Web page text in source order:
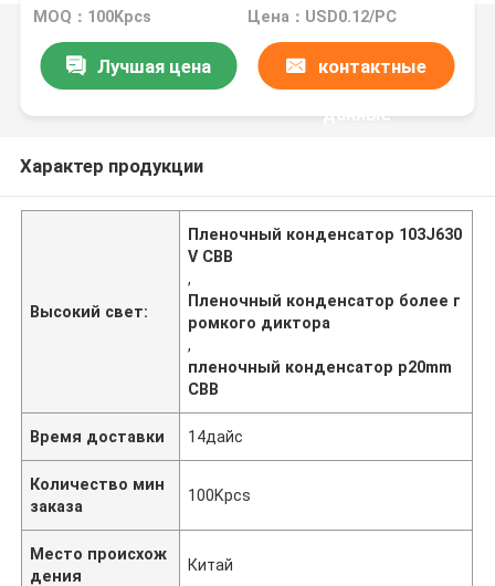
MOQ：100Kpcs Цена：USD0.12/PC
Лучшая цена контактные
данные
Характер продукции
Высокий свет:
Пленочный конденсатор 103J630
V CBB
,
Пленочный конденсатор более г
ромкого диктора
,
пленочный конденсатор p20mm
CBB
Время доставки 14дайс
Количество мин
заказа
100Kpcs
Место происхож
дения
Китай